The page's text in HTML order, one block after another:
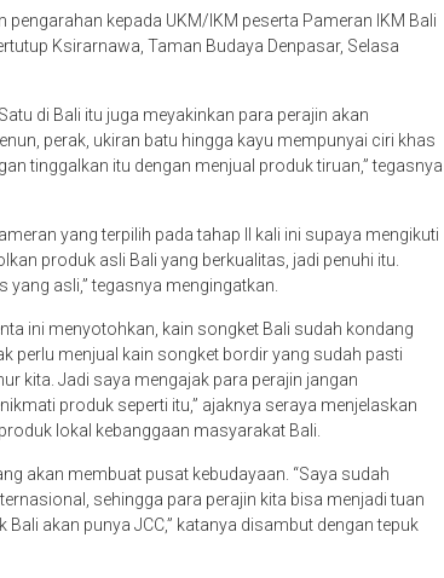
kepada UKM/IKM peserta Pameran IKM Bali
Ksirarnawa, Taman Budaya Denpasar, Selasa
di Bali itu juga meyakinkan para perajin akan
perak, ukiran batu hingga kayu mempunyai ciri khas
tinggalkan itu dengan menjual produk tiruan,” tegasnya
yang terpilih pada tahap II kali ini supaya mengikuti
produk asli Bali yang berkualitas, jadi penuhi itu.
asli,” tegasnya mengingatkan.
ini menyotohkan, kain songket Bali sudah kondang
perlu menjual kain songket bordir yang sudah pasti
kita. Jadi saya mengajak para perajin jangan
produk seperti itu,” ajaknya seraya menjelaskan
lokal kebanggaan masyarakat Bali.
akan membuat pusat kebudayaan. “Saya sudah
sehingga para perajin kita bisa menjadi tuan
akan punya JCC,” katanya disambut dengan tepuk